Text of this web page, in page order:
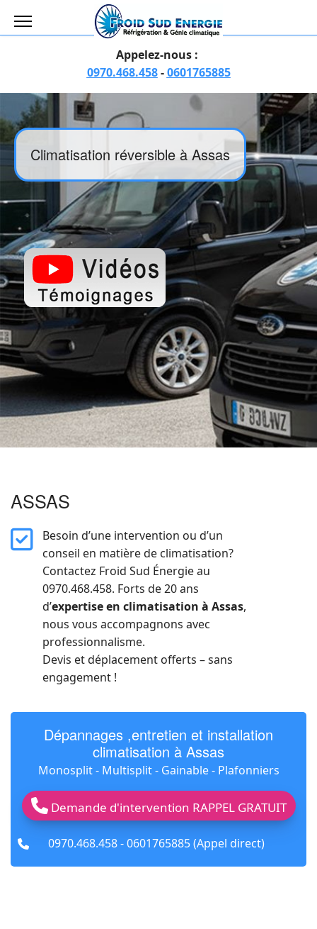
Appelez-nous :
0970.468.458-0601765885
Climatisation réversible à Assas
ASSAS
far
fa-
square-
check
Besoin d’une intervention ou d’un
conseil en matière de climatisation?
Contactez Froid Sud Énergie au
0970.468.458. Forts de20 ans
d’expertise en climatisation à Assas,
nous vous accompagnons avec
professionnalisme.
Devis et déplacement offerts – sans
engagement !
Dépannages ,entretien et installation
climatisation à Assas
Monosplit - Multisplit - Gainable - Plafonniers
Demande d'intervention RAPPEL GRATUIT
fas
0970.468.458 - 0601765885 (Appel direct)